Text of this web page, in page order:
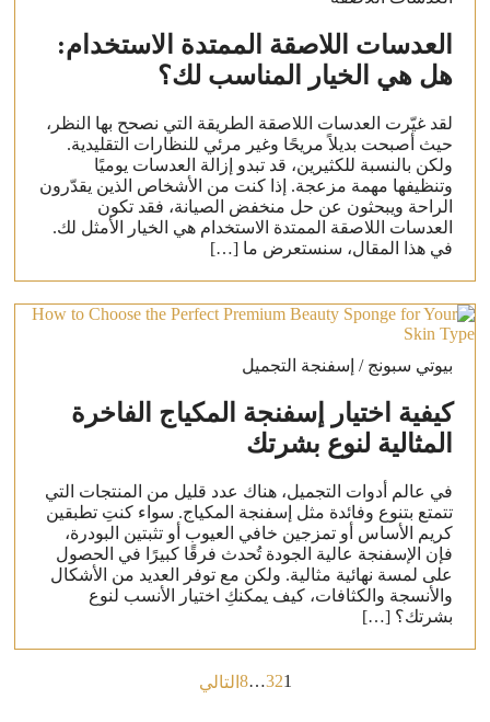
العدسات اللاصقة الممتدة الاستخدام:
هل هي الخيار المناسب لك؟
لقد غيّرت العدسات اللاصقة الطريقة التي نصحح بها النظر،
حيث أصبحت بديلاً مريحًا وغير مرئي للنظارات التقليدية.
ولكن بالنسبة للكثيرين، قد تبدو إزالة العدسات يوميًا
وتنظيفها مهمة مزعجة. إذا كنت من الأشخاص الذين يقدّرون
الراحة ويبحثون عن حل منخفض الصيانة، فقد تكون
العدسات اللاصقة الممتدة الاستخدام هي الخيار الأمثل لك.
في هذا المقال، سنستعرض ما […]
بيوتي سبونج / إسفنجة التجميل
كيفية اختيار إسفنجة المكياج الفاخرة
المثالية لنوع بشرتك
في عالم أدوات التجميل، هناك عدد قليل من المنتجات التي
تتمتع بتنوع وفائدة مثل إسفنجة المكياج. سواء كنتِ تطبقين
كريم الأساس أو تمزجين خافي العيوب أو تثبتين البودرة،
فإن الإسفنجة عالية الجودة تُحدث فرقًا كبيرًا في الحصول
على لمسة نهائية مثالية. ولكن مع توفر العديد من الأشكال
والأنسجة والكثافات، كيف يمكنكِ اختيار الأنسب لنوع
بشرتك؟ […]
Posts
1
2
3
…
8 التالي